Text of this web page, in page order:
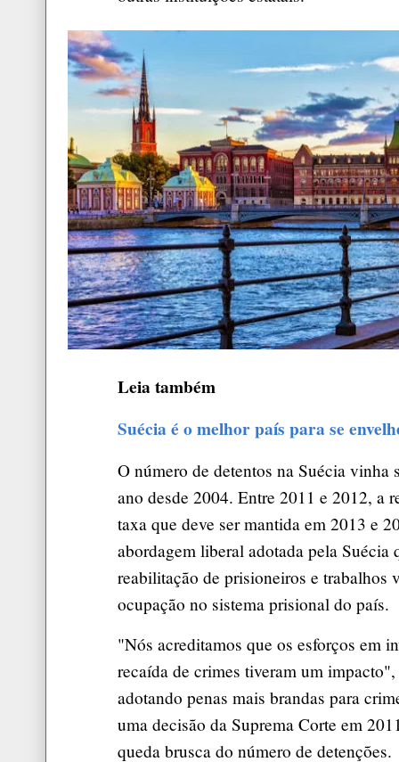
Leia também
Suécia é o melhor país para se
O número de detentos na Suécia vinha
ano desde 2004. Entre 2011 e 2012, a
taxa que deve ser mantida em 2013 e
abordagem liberal adotada pela
reabilitação de prisioneiros e trabalhos
ocupação no sistema prisional do país.
"Nós acreditamos que os esforços em
recaída de crimes tiveram um
adotando penas mais brandas para
uma decisão da Suprema Corte em
queda brusca do número de detenções.